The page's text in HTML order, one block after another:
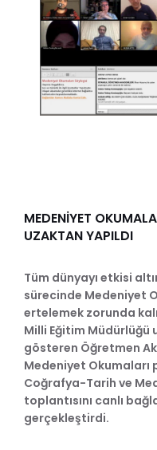
MEDENİYET
UZAKTAN YAPILDI
Tüm dünyayı etkisi
sürecinde Medeniyet
ertelemek zorunda
Milli Eğitim
gösteren Öğretmen
Medeniyet Okumaları
Coğrafya-Tarih ve
toplantısını canlı
gerçekleştirdi.